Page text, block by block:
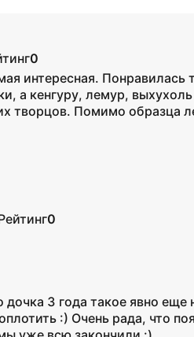
0
интересная. Понравилась
а кенгуру, лемур,
творцов. Помимо образца
0
3 года такое явно еще
:) Очень рада, что